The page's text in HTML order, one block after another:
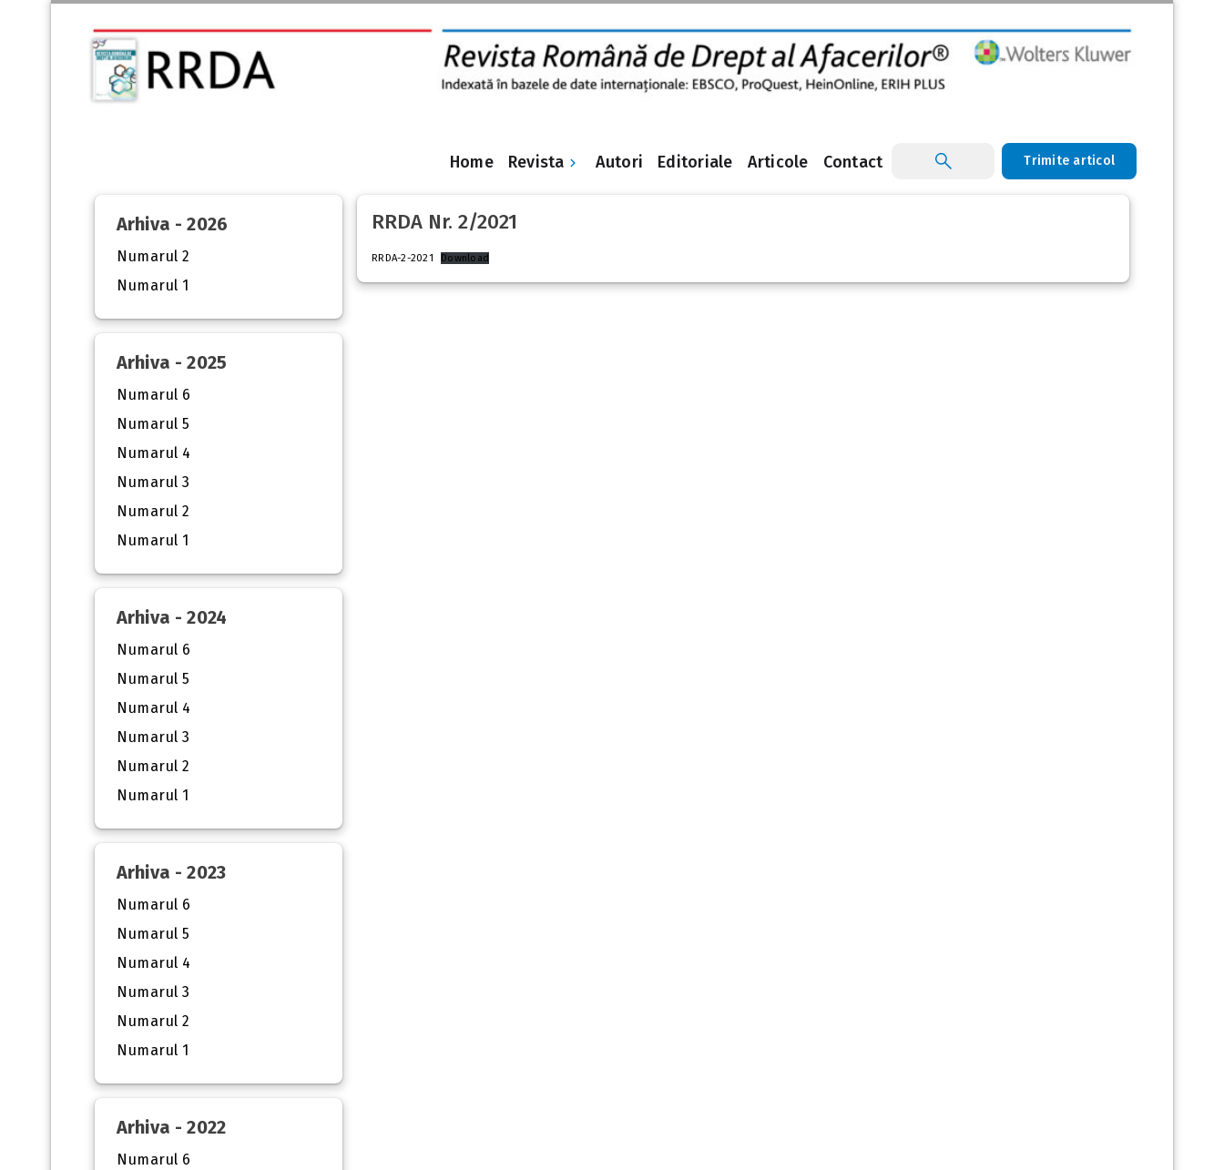
Home Revista Autori Editoriale Articole Contact Trimite articol
Arhiva - 2026
Numarul 2
Numarul 1
Arhiva - 2025
Numarul 6
Numarul 5
Numarul 4
Numarul 3
Numarul 2
Numarul 1
Arhiva - 2024
Numarul 6
Numarul 5
Numarul 4
Numarul 3
Numarul 2
Numarul 1
Arhiva - 2023
Numarul 6
Numarul 5
Numarul 4
Numarul 3
Numarul 2
Numarul 1
Arhiva - 2022
Numarul 6
RRDA Nr. 2/2021
RRDA-2-2021 Download